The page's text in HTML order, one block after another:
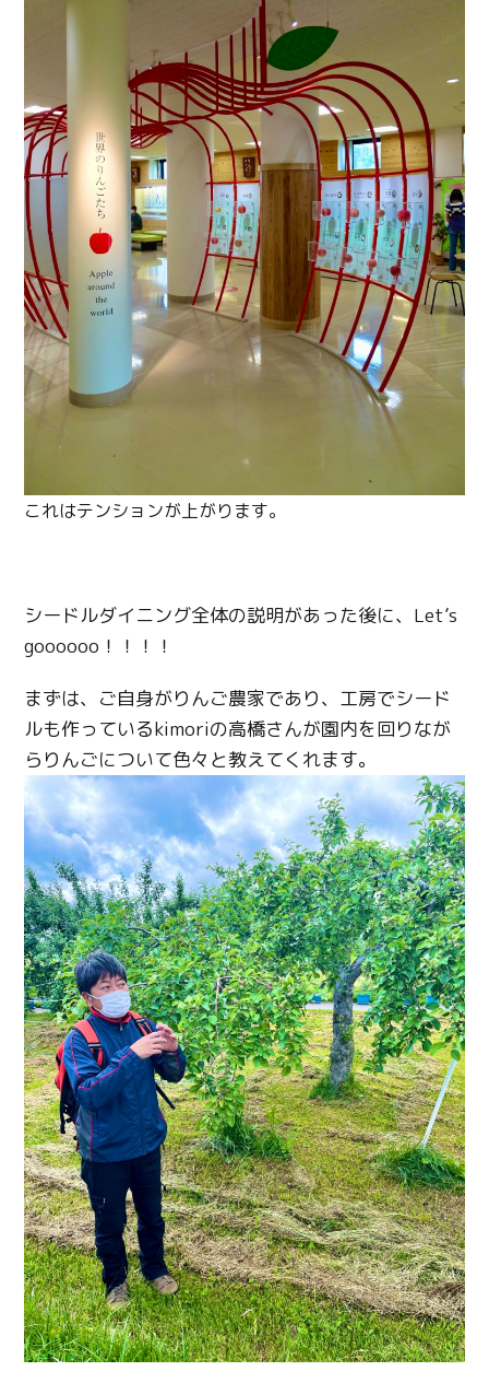
これはテンションが上がります。
シードルダイニング全体の説明があった後に、Let’s
goooooo！！！！
まずは、ご自身がりんご農家であり、工房でシード
ルも作っているkimoriの高橋さんが園内を回りなが
らりんごについて色々と教えてくれます。